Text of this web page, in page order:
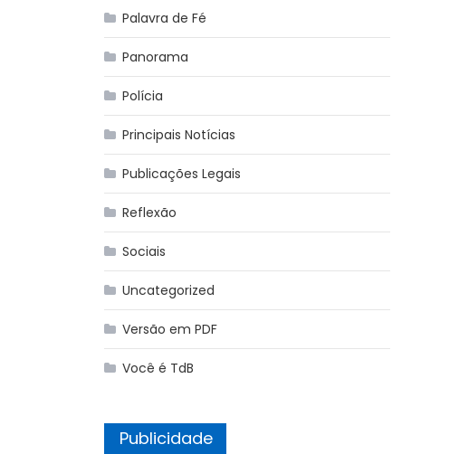
Palavra de Fé
Panorama
Polícia
Principais Notícias
Publicações Legais
Reflexão
Sociais
Uncategorized
Versão em PDF
Você é TdB
Publicidade